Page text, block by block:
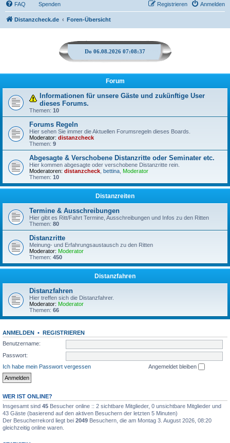
FAQ Spenden Anmelden
Registrieren
Distanzcheck.de Foren-Übersicht
Do 06.08.2026 07:08:37
Forum
Informationen für unsere Gäste und zukünftige User
dieses Forums.
Themen: 10
Forums Regeln
Hier sehen Sie immer die Aktuellen Forumsregeln dieses Boards.
Moderator: distanzcheck
Themen: 9
Abgesagte & Verschobene Distanzritte oder Seminater etc.
Hier kommen abgesagte oder verschobene Distanzritte rein.
Moderatoren: distanzcheck bettina Moderator
Themen: 10
Distanzreiten
Termine & Ausschreibungen
Hier gibt es Ritt/Fahrt Termine, Ausschreibungen und Infos zu den Ritten
Themen: 80
Distanzritte
Meinung- und Erfahrungsaustausch zu den Ritten
Moderator: Moderator
Themen: 450
Distanzfahren
Distanzfahren
Hier treffen sich die Distanzfahrer.
Moderator: Moderator
Themen: 66
ANMELDEN • REGISTRIEREN
Benutzername:
Passwort:
Ich habe mein Passwort vergessen
Angemeldet bleiben
WER IST ONLINE?
Insgesamt sind 45 Besucher online :: 2 sichtbare Mitglieder, 0 unsichtbare Mitglieder und
43 Gäste (basierend auf den aktiven Besuchern der letzten 5 Minuten)
Der Besucherrekord liegt bei 2049 Besuchern, die am Montag 3. August 2026, 08:20
gleichzeitig online waren.